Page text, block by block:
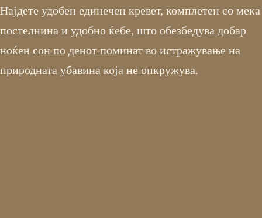
Најдете удобен единечен кревет, комплетен со мека
постелнина и удобно ќебе, што обезбедува добар
ноќен сон по денот поминат во истражување на
природната убавина која не опкружува.